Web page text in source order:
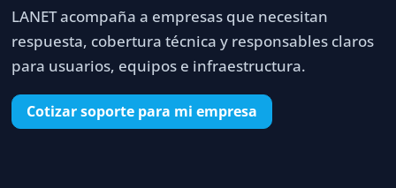
LANET acompaña a empresas que necesitan
respuesta, cobertura técnica y responsables claros
para usuarios, equipos e infraestructura.
Cotizar soporte para mi empresa